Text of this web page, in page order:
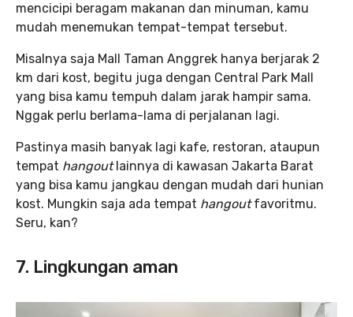
mencicipi beragam makanan dan minuman, kamu
mudah menemukan tempat-tempat tersebut.
Misalnya saja Mall Taman Anggrek hanya berjarak 2
km dari kost, begitu juga dengan Central Park Mall
yang bisa kamu tempuh dalam jarak hampir sama.
Nggak perlu berlama-lama di perjalanan lagi.
Pastinya masih banyak lagi kafe, restoran, ataupun
tempat hangoutlainnya di kawasan Jakarta Barat
yang bisa kamu jangkau dengan mudah dari hunian
kost. Mungkin saja ada tempat hangoutfavoritmu.
Seru, kan?
7. Lingkungan aman